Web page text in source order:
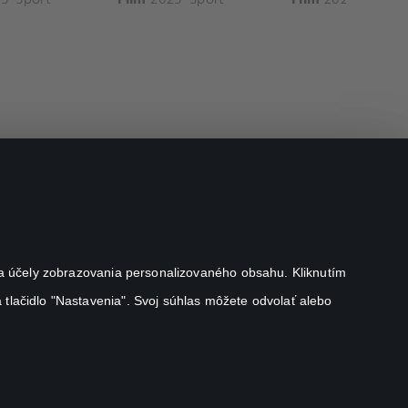
zobrazovania personalizovaného obsahu. Kliknutím
"Nastavenia". Svoj súhlas môžete odvolať alebo